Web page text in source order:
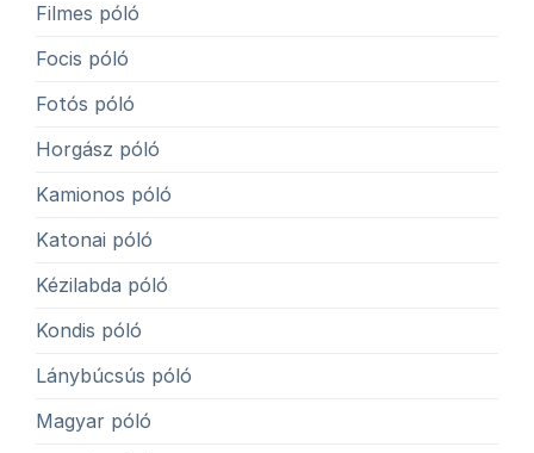
Filmes póló
Focis póló
Fotós póló
Horgász póló
Kamionos póló
Katonai póló
Kézilabda póló
Kondis póló
Lánybúcsús póló
Magyar póló